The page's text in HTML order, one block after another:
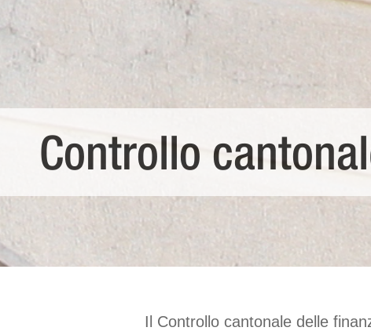
Controllo
Il Controllo cantonale delle